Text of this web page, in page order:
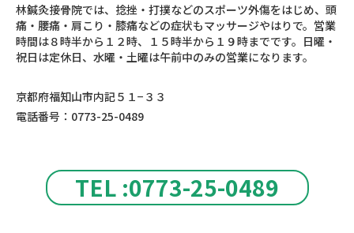
TEL :0773-25-0489
林鍼灸接骨院では、捻挫・打撲などのスポーツ外傷をはじめ、頭
痛・腰痛・肩こり・膝痛などの症状もマッサージやはりで。営業
時間は８時半から１２時、１５時半から１９時までです。日曜・
祝日は定休日、水曜・土曜は午前中のみの営業になります。
京都府福知山市内記５１−３３
電話番号：0773-25-0489